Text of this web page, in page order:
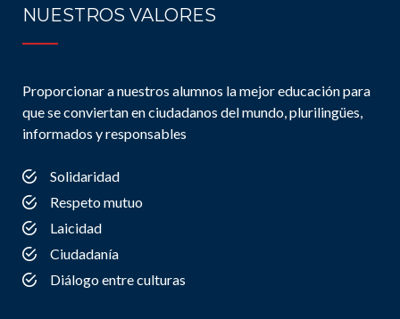
NUESTROS VALORES
Proporcionar a nuestros alumnos la mejor educación para
que se conviertan en ciudadanos del mundo, plurilingües,
informados y responsables
Solidaridad
Respeto mutuo
Laicidad
Ciudadanía
Diálogo entre culturas